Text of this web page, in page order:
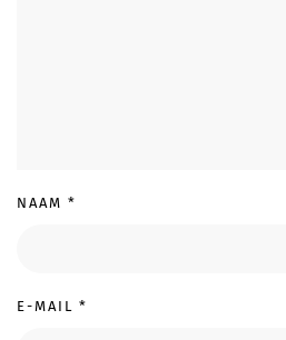
NAAM *
E-MAIL *